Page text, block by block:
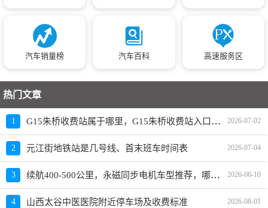
汽车销量榜 汽车百科 高速服务区
热门文章
1 G15朱桥收费站属于哪里，G15朱桥收费站入口的详细地址 2026-07-02
2 元江街地铁站是几号线、首末班车时间表 2026-07-04
3 续航400-500公里，永磁同步电机车型推荐，哪款车好、价格多少 2026-06-10
4 山西太谷中医医院附近停车场及收费标准 2026-08-01